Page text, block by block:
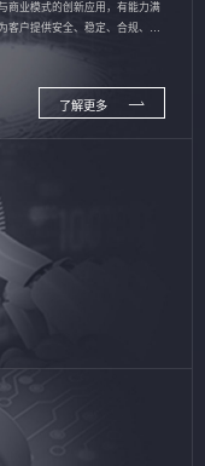
商业模式的创新应用，有能力满
客户提供安全、稳定、合规、持
了解更多